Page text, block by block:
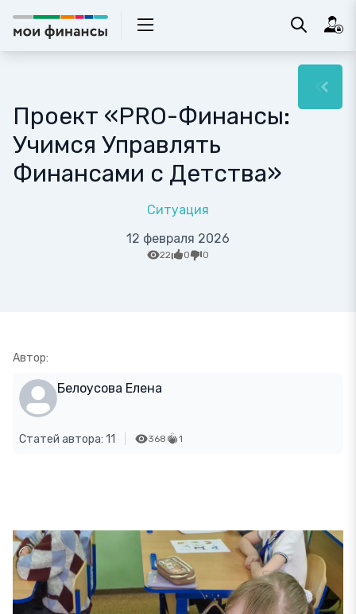
Проект «PRO-Финансы:
Учимся Управлять
Финансами с Детства»
Ситуация
12 февраля 2026
22 0 0
Автор:
Белоусова Елена
Статей автора: 11 368 1